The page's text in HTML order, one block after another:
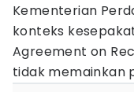
Kementerian
konteks
Agreement on
tidak memainkan